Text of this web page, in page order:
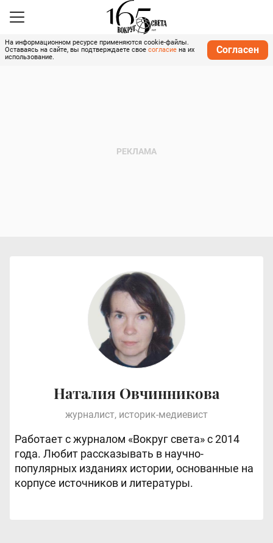
На информационном ресурсе применяются cookie-файлы.
Оставаясь на сайте, вы подтверждаете свое согласие на их
использование.
Согласен
Наталия Овчинникова
журналист, историк-медиевист
Работает с журналом «Вокруг света» с 2014
года. Любит рассказывать в научно-
популярных изданиях истории, основанные на
корпусе источников и литературы.